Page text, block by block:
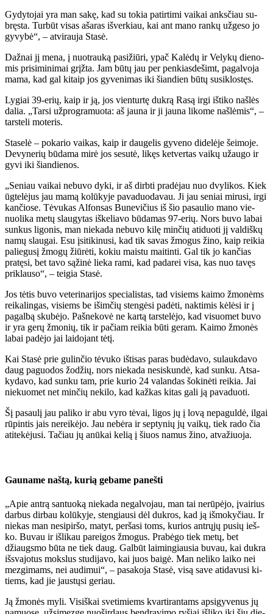
Gy­dy­to­jai yra man sa­kę, kad su to­kia pa­tir­ti­mi vai­kai anks­čiau su­
bręs­ta. Tur­būt vi­sas aša­ras iš­ver­kiau, kai ant ma­no ran­kų už­ge­so jo
gy­vy­bė“, – at­vi­rau­ja Sta­sė.
Daž­nai jį me­na, į nuo­trau­ką pa­si­žiū­ri, ypač Ka­lė­dų ir Ve­ly­kų die­no­
mis pri­si­mi­ni­mai grįž­ta. Jam bū­tų jau per pen­kias­de­šimt, pa­gal­vo­ja
ma­ma, kad gal ki­taip jos gy­ve­ni­mas iki šian­dien bū­tų su­si­klos­tęs.
Ly­giai 39-erių, kaip ir ją, jos vien­tur­tę duk­rą Ra­są ir­gi iš­ti­ko naš­lės
da­lia. „Tar­si už­prog­ra­muo­ta: aš jau­na ir ji jau­na li­ko­me naš­lė­mis“, –
tars­te­li mo­te­ris.
Sta­se­lė – po­ka­rio vai­kas, kaip ir dau­ge­lis gy­ve­no di­de­lė­je šei­mo­je.
De­vy­ne­rių bū­da­ma mi­rė jos se­su­tė, li­kęs ket­ver­tas vai­kų už­au­go ir
gy­vi iki šian­die­nos.
„Se­niau vai­kai ne­bu­vo dy­ki, ir aš dirb­ti pra­dė­jau nuo dvy­li­kos. Kiek
ūg­te­lė­jus jau ma­mą ko­lū­ky­je pa­va­duo­da­vau. Ji jau se­niai mi­ru­si, ir­gi
kan­čio­se. Tė­vu­kas Al­fon­sas Bu­ne­vi­čius iš šio pa­sau­lio ma­no vie­
nuo­li­ka me­tų slau­gy­tas iš­ke­lia­vo bū­da­mas 97-erių. Nors bu­vo la­bai
sun­kus li­go­nis, man nie­ka­da ne­bu­vo ki­lę min­čių ati­duo­ti jį val­diš­kų
na­mų slau­gai. Esu įsi­ti­ki­nu­si, kad tik sa­vas žmo­gus ži­no, kaip rei­kia
pa­lie­gu­sį žmo­gų žiū­rė­ti, ko­kiu mais­tu mai­tin­ti. Gal tik jo kan­čias
pra­tę­si, bet ta­vo są­ži­nė lie­ka ra­mi, kad pa­da­rei vi­sa, kas nuo ta­vęs
pri­klau­so“, – tei­gia Sta­sė.
Jos tė­tis bu­vo ve­te­ri­na­ri­jos spe­cia­lis­tas, tad vi­siems kai­mo žmo­nėms
rei­ka­lin­gas, vi­siems be iš­im­čių sten­gė­si pa­dė­ti, nak­ti­mis kė­lė­si ir į
pa­gal­bą sku­bė­jo. Pa­šne­ko­vė ne kar­tą tars­te­lė­jo, kad vi­suo­met bu­vo
ir yra ge­rų žmo­nių, tik ir pa­čiam rei­kia bū­ti ge­ram. Kai­mo žmo­nės
la­bai pa­dė­jo jai lai­do­jant tė­tį.
Kai Sta­sė prie gu­lin­čio tė­vu­ko iš­ti­sas pa­ras bu­dė­da­vo, su­lauk­da­vo
daug pa­guo­dos žo­džių, nors nie­ka­da ne­si­skun­dė, kad sun­ku. At­sa­
ky­da­vo, kad sun­ku tam, prie ku­rio 24 va­lan­das šo­ki­nė­ti rei­kia. Jai
nie­kuo­met net min­čių ne­ki­lo, kad kaž­kas ki­tas ga­li ją pa­va­duo­ti.
Šį pa­sau­lį jau pa­li­ko ir abu vy­ro tė­vai, li­gos jų į lo­vą ne­pa­gul­dė, il­gai
rū­pin­tis jais ne­rei­kė­jo. Jau ne­bė­ra ir sep­ty­nių jų vai­kų, tiek ra­do čia
ati­te­kė­ju­si. Ta­čiau jų anū­kai ke­lią į šiuos na­mus ži­no, at­va­žiuo­ja.
Gau­na­me naš­tą, ku­rią ge­ba­me pa­neš­ti
„Apie an­trą san­tuo­ką nie­ka­da ne­gal­vo­jau, man tai ne­rū­pė­jo, įvai­rius
dar­bus dir­bau ko­lū­ky­je, sten­giau­si dėl duk­ros, kad ją iš­mo­ky­čiau. Ir
nie­kas man ne­si­pir­šo, ma­tyt, per­ša­si toms, ku­rios ant­rų­jų pu­sių ieš­
ko. Bu­vau ir iš­li­kau pa­rei­gos žmo­gus. Pra­bė­go tiek me­tų, bet
džiaugs­mo bū­ta ne tiek daug. Gal­būt lai­min­giau­sia bu­vau, kai duk­ra
iš­sva­jo­tus moks­lus stu­di­ja­vo, kai juos bai­gė. Man ne­li­ko lai­ko nei
mez­gi­mams, nei au­di­mui“, – pa­sa­ko­ja Sta­sė, vi­są sa­ve ati­da­vu­si ki­
tiems, kad jie jaus­tų­si ge­riau.
Ją žmo­nės my­li. Vi­siš­kai sve­ti­miems kvar­ti­ran­tams ap­si­gy­ve­nus jų